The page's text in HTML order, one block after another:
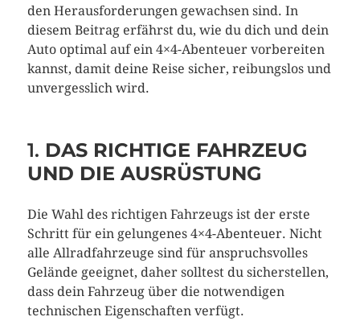
den Herausforderungen gewachsen sind. In
diesem Beitrag erfährst du, wie du dich und dein
Auto optimal auf ein 4×4-Abenteuer vorbereiten
kannst, damit deine Reise sicher, reibungslos und
unvergesslich wird.
1. DAS RICHTIGE FAHRZEUG
UND DIE AUSRÜSTUNG
Die Wahl des richtigen Fahrzeugs ist der erste
Schritt für ein gelungenes 4×4-Abenteuer. Nicht
alle Allradfahrzeuge sind für anspruchsvolles
Gelände geeignet, daher solltest du sicherstellen,
dass dein Fahrzeug über die notwendigen
technischen Eigenschaften verfügt.